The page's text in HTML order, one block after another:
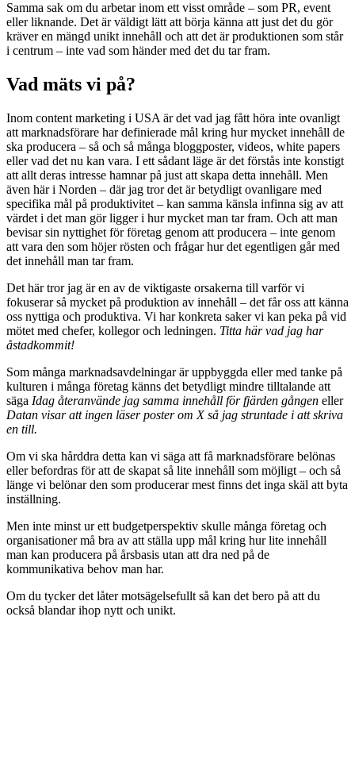
Samma sak om du arbetar inom ett visst område – som PR, event
eller liknande. Det är väldigt lätt att börja känna att just det du gör
kräver en mängd unikt innehåll och att det är produktionen som står
i centrum – inte vad som händer med det du tar fram.
Vad mäts vi på?
Inom content marketing i USA är det vad jag fått höra inte ovanligt
att marknadsförare har definierade mål kring hur mycket innehåll de
ska producera – så och så många bloggposter, videos, white papers
eller vad det nu kan vara. I ett sådant läge är det förstås inte konstigt
att allt deras intresse hamnar på just att skapa detta innehåll. Men
även här i Norden – där jag tror det är betydligt ovanligare med
specifika mål på produktivitet – kan samma känsla infinna sig av att
värdet i det man gör ligger i hur mycket man tar fram. Och att man
bevisar sin nyttighet för företag genom att producera – inte genom
att vara den som höjer rösten och frågar hur det egentligen går med
det innehåll man tar fram.
Det här tror jag är en av de viktigaste orsakerna till varför vi
fokuserar så mycket på produktion av innehåll – det får oss att känna
oss nyttiga och produktiva. Vi har konkreta saker vi kan peka på vid
mötet med chefer, kollegor och ledningen. Titta här vad jag har
åstadkommit!
Som många marknadsavdelningar är uppbyggda eller med tanke på
kulturen i många företag känns det betydligt mindre tilltalande att
säga Idag återanvände jag samma innehåll för fjärden gången eller
Datan visar att ingen läser poster om X så jag struntade i att skriva
en till.
Om vi ska hårddra detta kan vi säga att få marknadsförare belönas
eller befordras för att de skapat så lite innehåll som möjligt – och så
länge vi belönar den som producerar mest finns det inga skäl att byta
inställning.
Men inte minst ur ett budgetperspektiv skulle många företag och
organisationer må bra av att ställa upp mål kring hur lite innehåll
man kan producera på årsbasis utan att dra ned på de
kommunikativa behov man har.
Om du tycker det låter motsägelsefullt så kan det bero på att du
också blandar ihop nytt och unikt.